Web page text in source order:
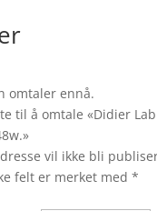
omtaler ennå.
til å omtale «Didier Lab
vil ikke bli
felt er merket med *